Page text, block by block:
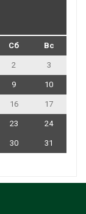
Сб Вс
2 3
9 10
16 17
23 24
30
31